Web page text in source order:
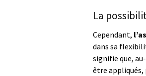
La
Cependant,
dans sa
signifie que,
être